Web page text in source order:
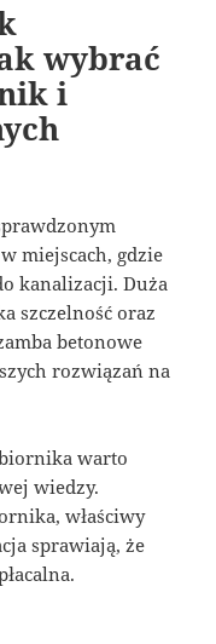
wybrać
i
miejscach, gdzie
kanalizacji. Duża
szczelność oraz
betonowe
rozwiązań na
warto
wiedzy.
właściwy
sprawiają, że